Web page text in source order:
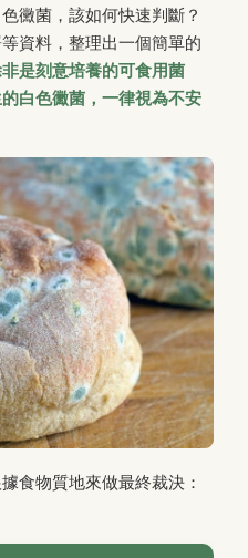
黴菌，該如何快速判斷？
資料，整理出一個簡單的
非是刻意培養的可食用菌
白色黴菌，一律視為不安
食物質地來做最終裁決：